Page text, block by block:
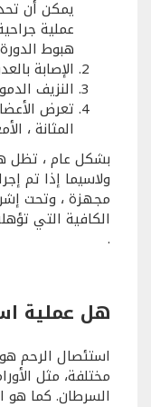
يمكن أن
عملية
هبوط
الإصابة
النزيف
تعرض
المثانة ،
بشكل عام ، تظل
ولاسيما إذا تم
مجهزة ، وتحت
الكافية التي
.
هل عملية
استئصال الرحم
مختلفة، مثل
السرطان. كما هو